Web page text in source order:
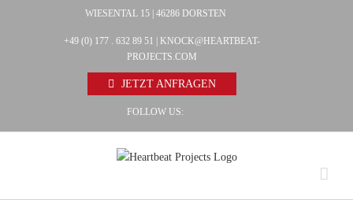
WIESENTAL 15 | 46286 DORSTEN
+49 (0) 177 . 632 89 51 |
KNOCK@HEARTBEAT-
PROJECTS.COM
JETZT ANFRAGEN
FOLLOW US: